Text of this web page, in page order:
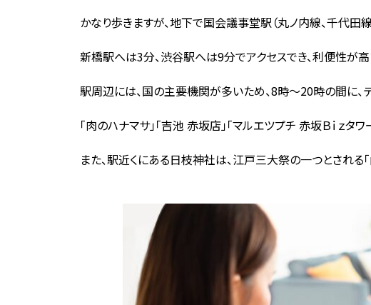
かなり歩きますが、地下で国会議事堂駅（丸ノ内線、千代田線
新橋駅へは3分、渋谷駅へは9分でアクセスでき、利便性が高
駅周辺には、国の主要機関が多いため、8時〜20時の間に、
「肉のハナマサ」「吉池 赤坂店」「マルエツプチ 赤坂Ｂｉｚ
また、駅近くにある日枝神社は、江戸三大祭の一つとされる